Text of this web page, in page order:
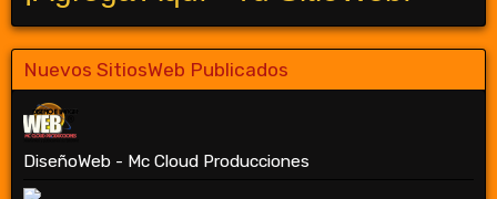
Nuevos SitiosWeb Publicados
DiseñoWeb - Mc Cloud Producciones